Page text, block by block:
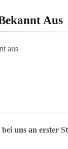
besten
–
Aus
uns an erster